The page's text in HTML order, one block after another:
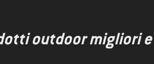
outdoor migliori